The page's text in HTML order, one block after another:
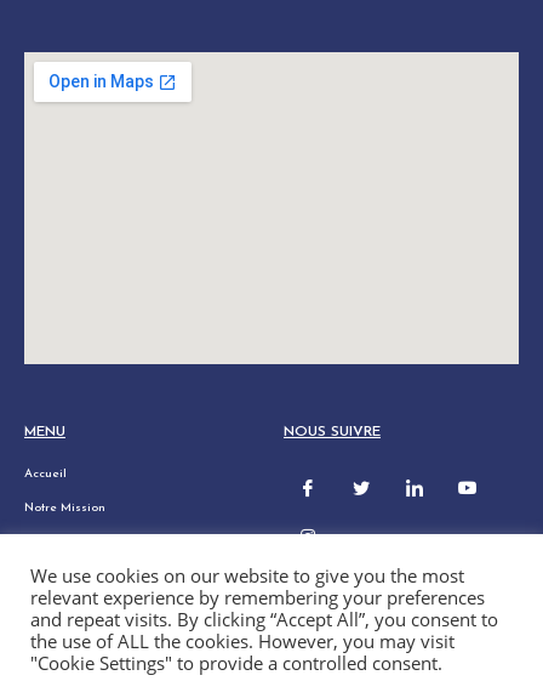
MENU
Accueil
Notre Mission
Faire Un Don
Nos Projets
Actualités
NOUS SUIVRE
We use cookies on our website to give you the most
relevant experience by remembering your preferences
and repeat visits. By clicking “Accept All”, you consent to
the use of ALL the cookies. However, you may visit
"Cookie Settings" to provide a controlled consent.